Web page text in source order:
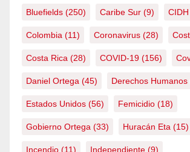
Bluefields (250) Caribe Sur (9) CIDH
Colombia (11) Coronavirus (28)
Costa Rica (28) COVID-19 (156)
Daniel Ortega (45) Derechos Humanos
Estados Unidos (56) Femicidio (18)
Gobierno Ortega (33) Huracán Eta (15)
Incendio (11) Independiente (9)